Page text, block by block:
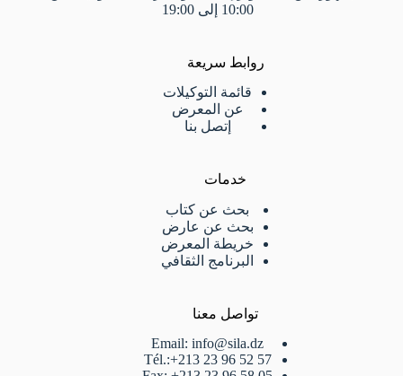
10:00 إلى 19:00
روابط سريعة
قائمة التوكيلات
عن المعرض
إتصل بنا
خدمات
بحث عن كتاب
بحث عن عارض
خريطة المعرض
البرنامج الثقافي
تواصل معنا
Email: info@sila.dz
Tél.:+213 23 96 52 57